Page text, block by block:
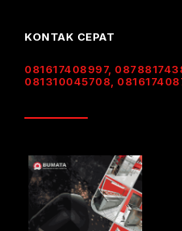
KONTAK CEPAT
081617408997,
081310045708,